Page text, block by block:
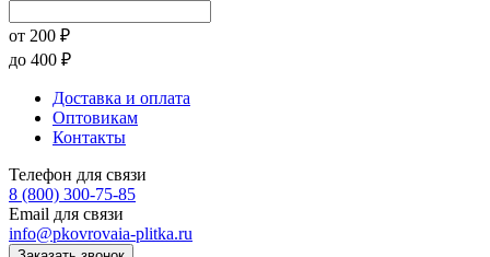
от 200 ₽
до 400 ₽
Доставка и оплата
Оптовикам
Контакты
Телефон для связи
8 (800) 300-75-85
Email для связи
info@pkovrovaia-plitka.ru